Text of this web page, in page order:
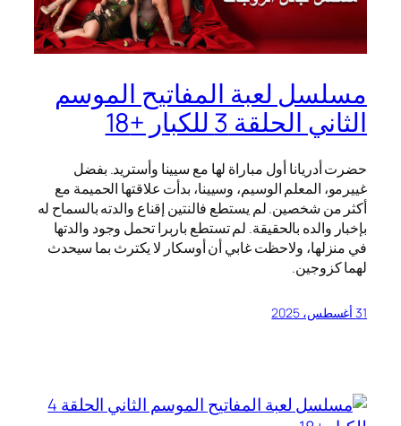
مسلسل لعبة المفاتيح الموسم
الثاني الحلقة 3 للكبار +18
حضرت أدريانا أول مباراة لها مع سيينا وأستريد. بفضل
غييرمو، المعلم الوسيم، وسيينا، بدأت علاقتها الحميمة مع
أكثر من شخصين. لم يستطع فالنتين إقناع والدته بالسماح له
بإخبار والده بالحقيقة. لم تستطع باربرا تحمل وجود والدتها
في منزلها، ولاحظت غابي أن أوسكار لا يكترث بما سيحدث
لهما كزوجين.
31 أغسطس، 2025